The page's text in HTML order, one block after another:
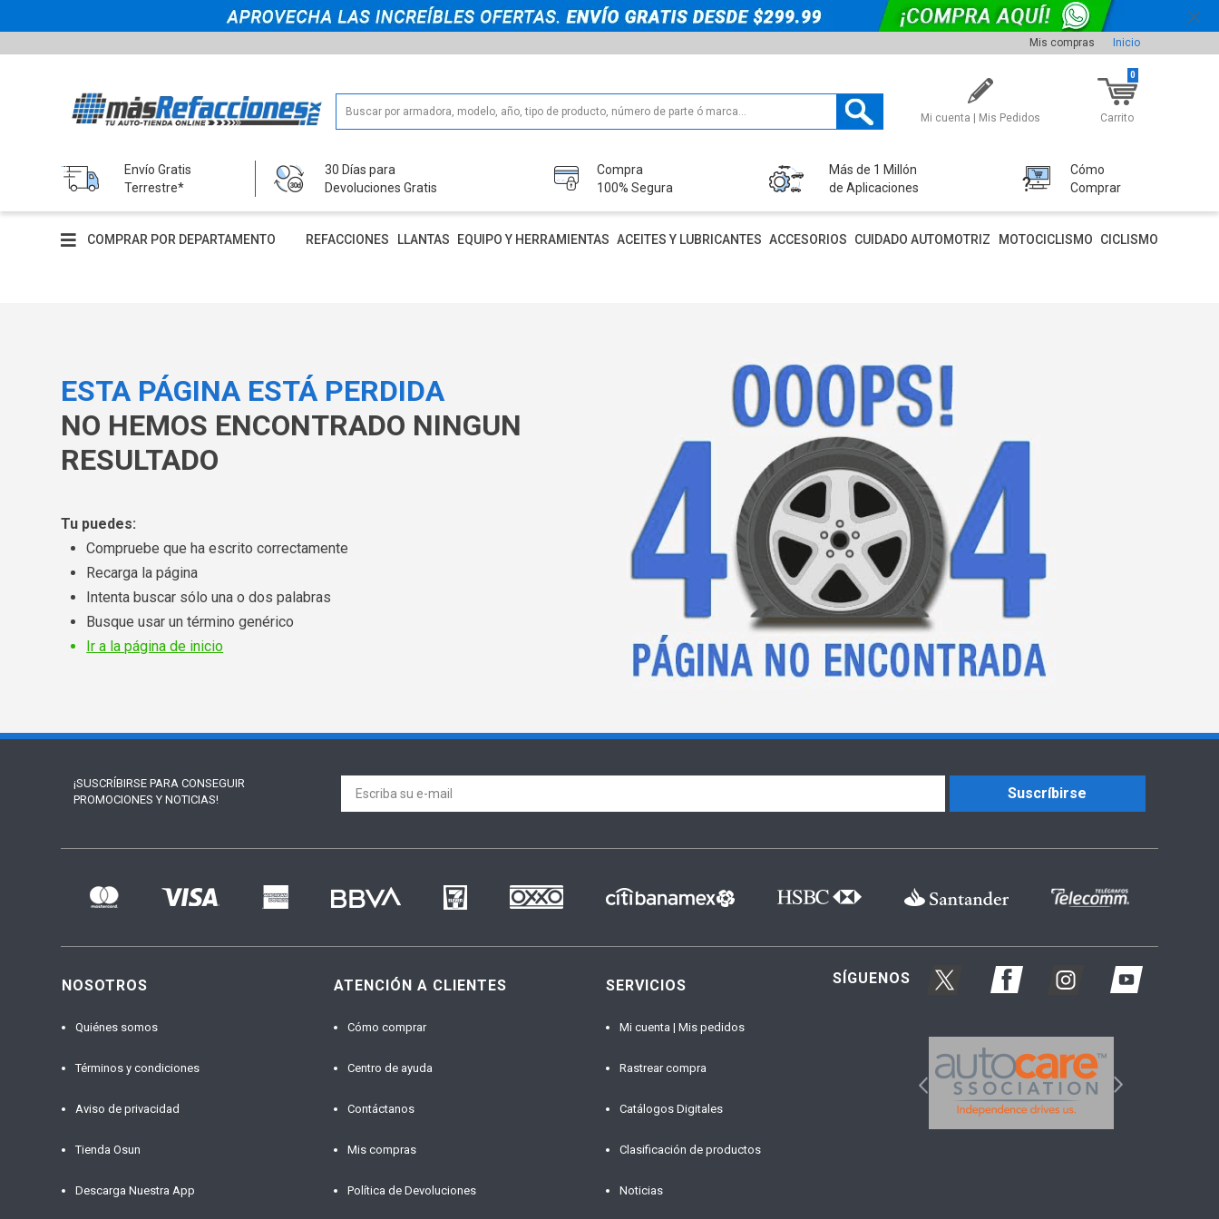
Mis compras Inicio
Mi cuenta | Mis Pedidos Carrito
0
Envío Gratis
Terrestre*
30 Días para
Devoluciones Gratis
Compra
100% Segura
Más de 1 Millón
de Aplicaciones
Cómo
Comprar
COMPRAR POR DEPARTAMENTO REFACCIONES LLANTAS EQUIPO Y HERRAMIENTAS ACEITES Y LUBRICANTES ACCESORIOS CUIDADO AUTOMOTRIZ MOTOCICLISMO CICLISMO
ESTA PÁGINA ESTÁ PERDIDA
NO HEMOS ENCONTRADO NINGUN
RESULTADO
Tu puedes:
Compruebe que ha escrito correctamente
Recarga la página
Intenta buscar sólo una o dos palabras
Busque usar un término genérico
Ir a la página de inicio
¡SUSCRÍBIRSE PARA CONSEGUIR
PROMOCIONES Y NOTICIAS!
Suscríbirse
NOSOTROS
Quiénes somos
Términos y condiciones
Aviso de privacidad
Tienda Osun
Descarga Nuestra App
ATENCIÓN A CLIENTES
Cómo comprar
Centro de ayuda
Contáctanos
Mis compras
Política de Devoluciones
SERVICIOS
Mi cuenta | Mis pedidos
Rastrear compra
Catálogos Digitales
Clasificación de productos
Noticias
SÍGUENOS